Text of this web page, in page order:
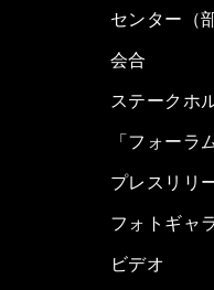
センター（
会合
ステークホ
「フォーラ
プレスリリ
フォトギャ
ビデオ